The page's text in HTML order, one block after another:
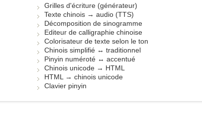
Grilles d'écriture (générateur)
Texte chinois → audio (TTS)
Décomposition de sinogramme
Editeur de calligraphie chinoise
Colorisateur de texte selon le ton
Chinois simplifié ↔ traditionnel
Pinyin numéroté ↔ accentué
Chinois unicode → HTML
HTML → chinois unicode
Clavier pinyin